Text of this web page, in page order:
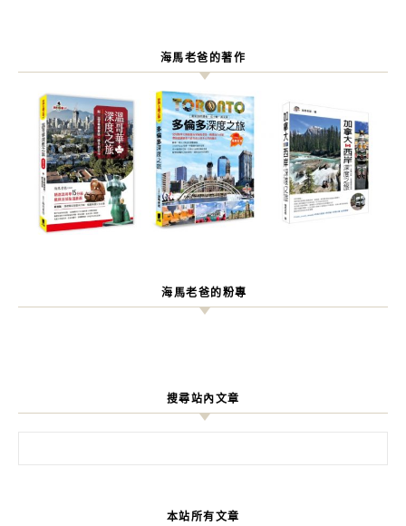
海馬老爸的著作
海馬老爸的粉專
搜尋站內文章
本站所有文章